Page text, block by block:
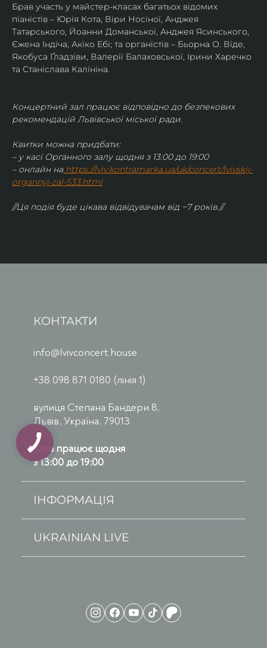
Брав участь у майстер-класах багатьох відомих
піаністів – Юрія Кота, Віри Носіної, Анджея
Татарського, Йоанни Доманської, Анджея Ясинського,
Єжена Індіча, Акіко Ебі; та органістів – Бьорна О. Віде,
Якобуса Ґладзіви, Валерії Балаховської, Ірини Харечко
та Станіслава Калініна.
Концертний зал працює відповідно до безпекових
рекомендацій Львівської міської ради.
Квитки можна придбати:
– у касі Органного залу щодня з 13:00 до 19:00
– онлайн на https://lviv.kontramarka.ua/uk/concert/lvivskij-
organnyj-zal-533.html
//Ця подія буде цікава відвідувачам від ~7 років.//
КОНТАКТИ
info@lvivconcert.house
+38 098 871 0180 (лінія 1)
вулиця Степана Бандери 8,
Львів, Україна, 79013
Каса працює щодня
з 13:00 до 19:00
ІНФОРМАЦІЯ
UKRAINIAN LIVE